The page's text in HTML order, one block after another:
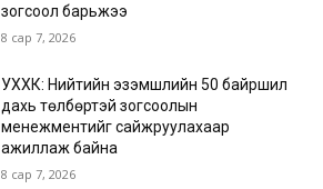
зогсоол барьжээ
8 сар 7, 2026
УХХК: Нийтийн эзэмшлийн 50 байршил
дахь төлбөртэй зогсоолын
менежментийг сайжруулахаар
ажиллаж байна
8 сар 7, 2026